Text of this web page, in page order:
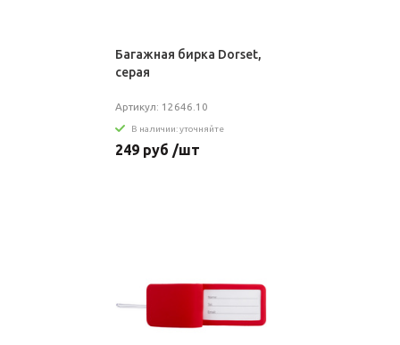
Багажная бирка Dorset,
серая
Артикул: 12646.10
В наличии: уточняйте
249 руб /шт